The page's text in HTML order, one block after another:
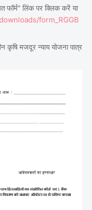
फॉर्म" लिंक पर क्लिक करें या
form_RGGB
कृषि मजदूर न्याय योजना पात्र